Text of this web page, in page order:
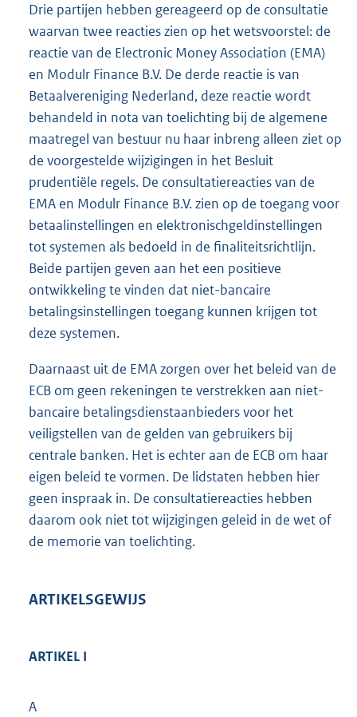
Drie partijen hebben gereageerd op de consultatie
waarvan twee reacties zien op het wetsvoorstel: de
reactie van de Electronic Money Association (EMA)
en Modulr Finance B.V. De derde reactie is van
Betaalvereniging Nederland, deze reactie wordt
behandeld in nota van toelichting bij de algemene
maatregel van bestuur nu haar inbreng alleen ziet op
de voorgestelde wijzigingen in het Besluit
prudentiële regels. De consultatiereacties van de
EMA en Modulr Finance B.V. zien op de toegang voor
betaalinstellingen en elektronischgeldinstellingen
tot systemen als bedoeld in de finaliteitsrichtlijn.
Beide partijen geven aan het een positieve
ontwikkeling te vinden dat niet-bancaire
betalingsinstellingen toegang kunnen krijgen tot
deze systemen.
Daarnaast uit de EMA zorgen over het beleid van de
ECB om geen rekeningen te verstrekken aan niet-
bancaire betalingsdienstaanbieders voor het
veiligstellen van de gelden van gebruikers bij
centrale banken. Het is echter aan de ECB om haar
eigen beleid te vormen. De lidstaten hebben hier
geen inspraak in. De consultatiereacties hebben
daarom ook niet tot wijzigingen geleid in de wet of
de memorie van toelichting.
ARTIKELSGEWIJS
ARTIKEL I
A